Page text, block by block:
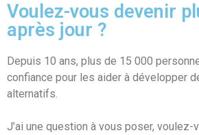
ce
b
o
o
k
ail at
s
A
p
ta
er
Voulez-vous devenir
après jour ?
Depuis 10 ans, plus de 15 000
confiance pour les aider à développer
alternatifs.
J’ai une question à vous poser, voulez-